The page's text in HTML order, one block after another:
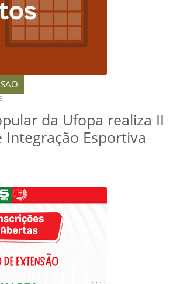
da Ufopa realiza II
Integração Esportiva